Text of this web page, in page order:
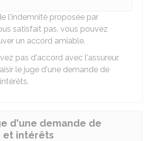
l'indemnité proposée par
satisfait pas, vous pouvez
un accord amiable.
pas d'accord avec l'assureur,
le juge d'une demande de
d'une demande de
et intérêts